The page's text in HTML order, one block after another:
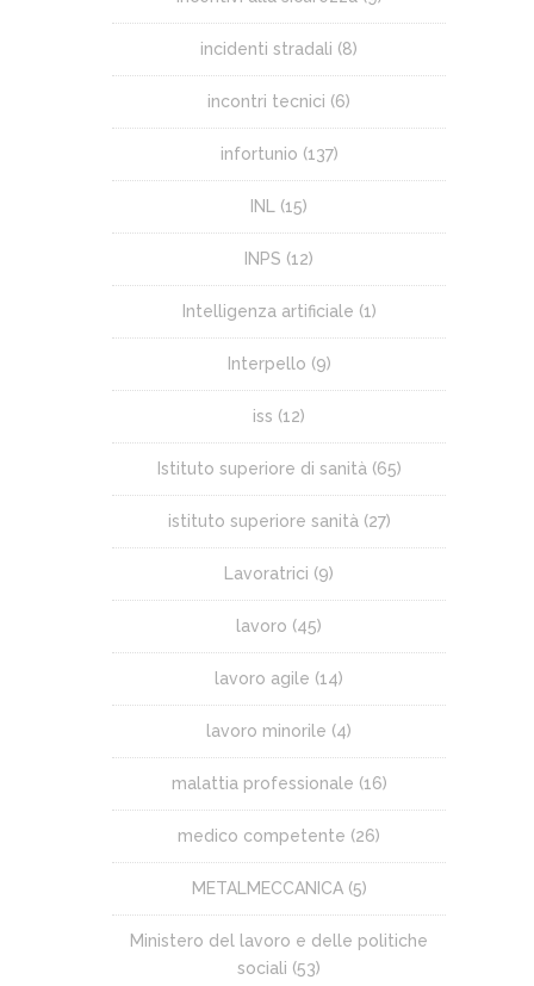
incidenti stradali (8)
incontri tecnici (6)
infortunio (137)
INL (15)
INPS (12)
Intelligenza artificiale (1)
Interpello (9)
iss (12)
Istituto superiore di sanità(65)
istituto superiore sanità(27)
Lavoratrici (9)
lavoro (45)
lavoro agile (14)
lavoro minorile (4)
malattia professionale (16)
medico competente (26)
METALMECCANICA(5)
Ministero del lavoro e delle politiche
sociali (53)